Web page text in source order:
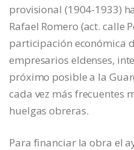
provisional (1904-1933)
Rafael Romero (act. calle
participación económica
empresarios eldenses,
próximo posible a la
cada vez más frecuentes
huelgas obreras.
Para financiar la obra el